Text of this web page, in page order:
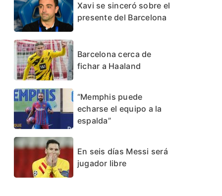
Xavi se sinceró sobre el
presente del Barcelona
Barcelona cerca de
fichar a Haaland
“Memphis puede
echarse el equipo a la
espalda”
En seis días Messi será
jugador libre